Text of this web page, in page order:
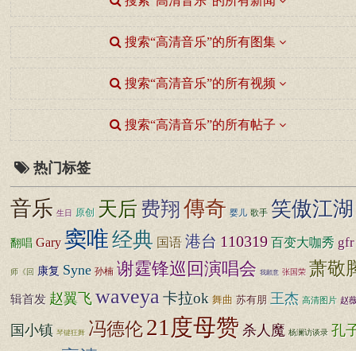
搜索“高清音乐”的所有图集
搜索“高清音乐”的所有视频
搜索“高清音乐”的所有帖子
热门标签
音乐 生日 原创 天后费翔傳奇 婴儿 歌手 笑傲江湖
翻唱 Gary 窦唯经典 国语 港台 110319 百变大咖秀 gfr
师《回 康复 Syne 孙楠 谢霆锋巡回演唱会 我願意 张国荣 萧敬
辑首发 赵翼飞 waveya 卡拉ok 舞曲 苏有朋 王杰 高清图片 赵
国小镇 琴键狂舞 冯德伦 21度母赞 杀人魔 杨澜访谈录 孔